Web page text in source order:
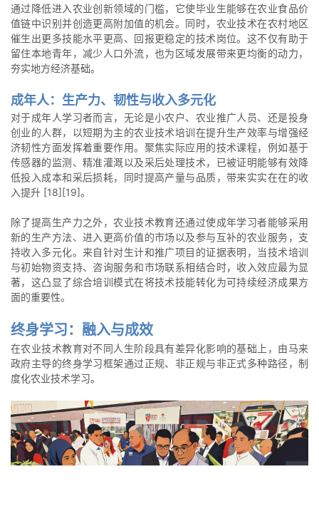
通过降低进入农业创新领域的门槛，它使毕业生能够在农业食品价
值链中识别并创造更高附加值的机会。同时，农业技术在农村地区
催生出更多技能水平更高、回报更稳定的技术岗位。这不仅有助于
留住本地青年，减少人口外流，也为区域发展带来更均衡的动力，
夯实地方经济基础。
成年人：生产力、韧性与收入多元化
对于成年人学习者而言，无论是小农户、农业推广人员、还是投身
创业的人群，以短期为主的农业技术培训在提升生产效率与增强经
济韧性方面发挥着重要作用。聚焦实际应用的技术课程，例如基于
传感器的监测、精准灌溉以及采后处理技术，已被证明能够有效降
低投入成本和采后损耗，同时提高产量与品质，带来实实在在的收
入提升 [18][19]。
除了提高生产力之外，农业技术教育还通过使成年学习者能够采用
新的生产方法、进入更高价值的市场以及参与互补的农业服务，支
持收入多元化。来自针对生计和推广项目的证据表明，当技术培训
与初始物资支持、咨询服务和市场联系相结合时，收入效应最为显
著，这凸显了综合培训模式在将技术技能转化为可持续经济成果方
面的重要性。
终身学习：融入与成效
在农业技术教育对不同人生阶段具有差异化影响的基础上，由马来
政府主导的终身学习框架通过正规、非正规与非正式多种路径，制
度化农业技术学习。